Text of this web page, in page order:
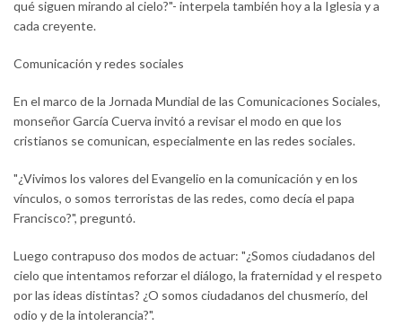
qué siguen mirando al cielo?"- interpela también hoy a la Iglesia y a
cada creyente.
Comunicación y redes sociales
En el marco de la Jornada Mundial de las Comunicaciones Sociales,
monseñor García Cuerva invitó a revisar el modo en que los
cristianos se comunican, especialmente en las redes sociales.
"¿Vivimos los valores del Evangelio en la comunicación y en los
vínculos, o somos terroristas de las redes, como decía el papa
Francisco?", preguntó.
Luego contrapuso dos modos de actuar: "¿Somos ciudadanos del
cielo que intentamos reforzar el diálogo, la fraternidad y el respeto
por las ideas distintas? ¿O somos ciudadanos del chusmerío, del
odio y de la intolerancia?".